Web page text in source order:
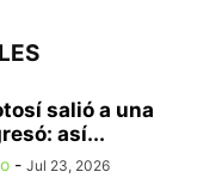
salió a una
así...
- Jul 23, 2026